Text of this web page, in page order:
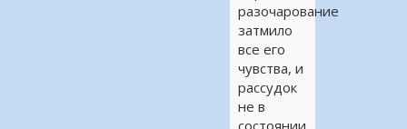
разочарование
затмило
все его
чувства, и
рассудок
не в